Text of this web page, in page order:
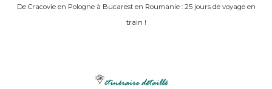
De Cracovie en Pologne à Bucarest en Roumanie : 25 jours de voyage en
train !